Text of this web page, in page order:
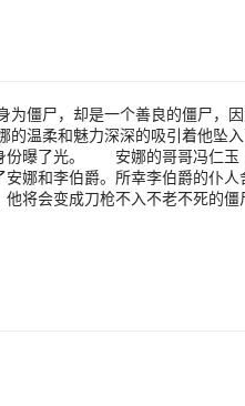
为僵尸，却是一个善良的僵尸，
的温柔和魅力深深的吸引着他
份曝了光。 安娜的哥哥冯仁玉
娜和李伯爵。所幸李伯爵的仆
将会变成刀枪不入不老不死的僵